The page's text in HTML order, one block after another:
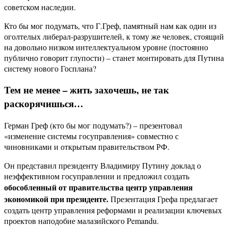
советском наследии.
Кто бы мог подумать, что Г.Греф, памятный нам как один из
оголтелых либерал-разрушителей, к тому же человек, стоящий
на довольно низком интеллектуальном уровне (постоянно
публично говорит глупости) – станет монтировать для Путина
систему нового Госплана?
Тем не менее – жить захочешь, не так
раскорячишься…
Герман Греф (кто бы мог подумать?) – презентовал
«изменение системы госуправления» совместно с
чиновниками и открытым правительством РФ.
Он представил президенту Владимиру Путину доклад о
неэффективном госуправлении и предложил создать
обособленный от правительства центр управления
экономикой при президенте.Презентация Грефа предлагает
создать центр управления реформами и реализации ключевых
проектов наподобие малазийского Pemandu.